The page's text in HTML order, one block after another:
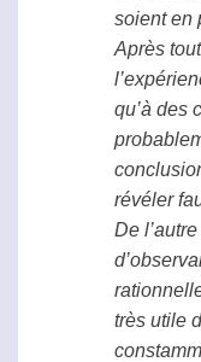
soient en
Après
qu’à des
révéler
De
très utile